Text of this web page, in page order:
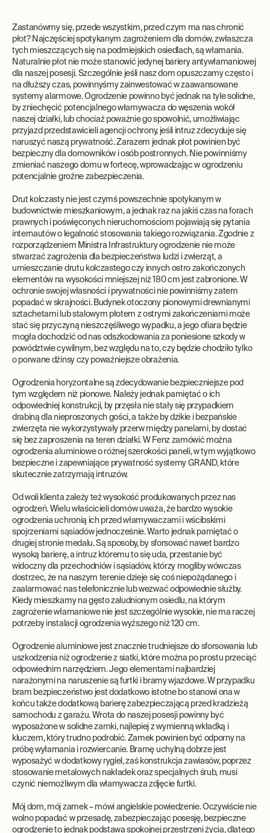
Zastanówmy się, przede wszystkim, przed czym ma nas chronić
płot? Najczęściej spotykanym zagrożeniem dla domów, zwłaszcza
tych mieszczących się na podmiejskich osiedlach, są włamania.
Naturalnie płot nie może stanowić jedynej bariery antywłamaniowej
dla naszej posesji. Szczególnie jeśli nasz dom opuszczamy często i
na dłuższy czas, powinnyśmy zainwestować w zaawansowane
systemy alarmowe. Ogrodzenie powinno być jednak na tyle solidne,
by zniechęcić potencjalnego włamywacza do węszenia wokół
naszej działki, lub chociaż poważnie go spowolnić, umożliwiając
przyjazd przedstawicieli agencji ochrony, jeśli intruz zdecyduje się
naruszyć naszą prywatność. Zarazem jednak płot powinien być
bezpieczny dla domowników i osób postronnych. Nie powinniśmy
zmieniać naszego domu w fortecę, wprowadzając w ogrodzeniu
potencjalnie groźne zabezpieczenia.
Drut kolczasty nie jest czymś powszechnie spotykanym w
budownictwie mieszkaniowym, a jednak raz na jakiś czas na forach
prawnych i poświęconych nieruchomościom pojawiają się pytania
internautów o legalność stosowania takiego rozwiązania. Zgodnie z
rozporządzeniem Ministra Infrastruktury ogrodzenie nie może
stwarzać zagrożenia dla bezpieczeństwa ludzi i zwierząt, a
umieszczanie drutu kolczastego czy innych ostro zakończonych
elementów na wysokości mniejszej niż 180 cm jest zabronione. W
ochronie swojej własności i prywatności nie powinniśmy zatem
popadać w skrajności. Budynek otoczony pionowymi drewnianymi
sztachetami lub stalowym płotem z ostrymi zakończeniami może
stać się przyczyną nieszczęśliwego wypadku, a jego ofiara będzie
mogła dochodzić od nas odszkodowania za poniesione szkody w
powództwie cywilnym, bez względu na to, czy będzie chodziło tylko
o porwane dżinsy czy poważniejsze obrażenia.
Ogrodzenia horyzontalne są zdecydowanie bezpieczniejsze pod
tym względem niż pionowe. Należy jednak pamiętać o ich
odpowiedniej konstrukcji, by przęsła nie stały się przypadkiem
drabiną dla nieproszonych gości, a także by dzikie i bezpańskie
zwierzęta nie wykorzystywały przerw między panelami, by dostać
się bez zaproszenia na teren działki. W Fenz zamówić można
ogrodzenia aluminiowe o różnej szerokości paneli, w tym wyjątkowo
bezpieczne i zapewniające prywatność systemy GRAND, które
skutecznie zatrzymają intruzów.
Od woli klienta zależy też wysokość produkowanych przez nas
ogrodzeń. Wielu właścicieli domów uważa, że bardzo wysokie
ogrodzenia uchronią ich przed włamywaczami i wścibskimi
spojrzeniami sąsiadów jednocześnie. Warto jednak pamiętać o
drugiej stronie medalu. Są sposoby, by sforsować nawet bardzo
wysoką barierę, a intruz któremu to się uda, przestanie być
widoczny dla przechodniów i sąsiadów, którzy mogliby wówczas
dostrzec, że na naszym terenie dzieje się coś niepożądanego i
zaalarmować nas telefonicznie lub wezwać odpowiednie służby.
Kiedy mieszkamy na gęsto zaludnionym osiedlu, na którym
zagrożenie włamaniowe nie jest szczególnie wysokie, nie ma raczej
potrzeby instalacji ogrodzenia wyższego niż 120 cm.
Ogrodzenie aluminiowe jest znacznie trudniejsze do sforsowania lub
uszkodzenia niż ogrodzenie z siatki, które można po prostu przeciąć
odpowiednim narzędziem. Jego elementami najbardziej
narażonymi na naruszenie są furtki i bramy wjazdowe. W przypadku
bram bezpieczeństwo jest dodatkowo istotne bo stanowi ona w
końcu także dodatkową barierę zabezpieczającą przed kradzieżą
samochodu z garażu. Wrota do naszej posesji powinny być
wyposażone w solidne zamki, najlepiej z wymienną wkładką i
kluczem, który trudno podrobić. Zamek powinien być odporny na
próbę wyłamania i rozwiercanie. Bramę uchylną dobrze jest
wyposażyć w dodatkowy rygiel, zaś konstrukcja zawiasów, poprzez
stosowanie metalowych nakładek oraz specjalnych śrub, musi
czynić niemożliwym dla włamywacza zdjęcie furtki.
Mój dom, mój zamek – mówi angielskie powiedzenie. Oczywiście nie
wolno popadać w przesadę, zabezpieczając posesję, bezpieczne
ogrodzenie to jednak podstawa spokojnej przestrzeni życia, dlatego